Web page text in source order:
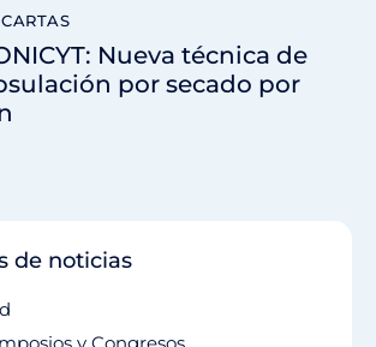
Nueva técnica de
por secado por
de noticias